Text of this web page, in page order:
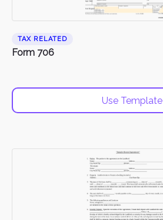
TAX RELATED
Form 706
Use Template